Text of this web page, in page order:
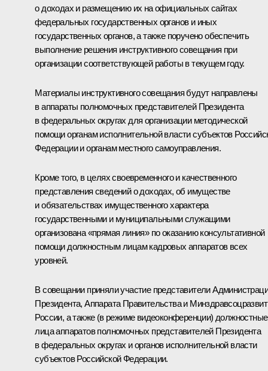
о доходах и размещению их на официальных сайтах
федеральных государственных органов и иных
государственных органов, а также поручено обеспечить
выполнение решения инструктивного совещания при
организации соответствующей работы в текущем году.
Материалы инструктивного совещания будут направлены
в аппараты полномочных представителей Президента
в федеральных округах для организации методической
помощи органам исполнительной власти субъектов
Федерации и органам местного самоуправления.
Кроме того, в целях своевременного и качественного
представления сведений о доходах, об имуществе
и обязательствах имущественного характера
государственными и муниципальными служащими
организована «прямая линия» по оказанию консультативной
помощи должностным лицам кадровых аппаратов всех
уровней.
В совещании приняли участие представители
Президента, Аппарата Правительства и
России, а также (в режиме видеоконференции) должностные
лица аппаратов полномочных представителей Президента
в федеральных округах и органов исполнительной власти
субъектов Российской Федерации.